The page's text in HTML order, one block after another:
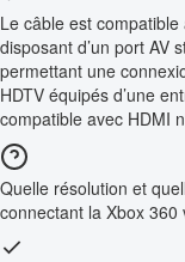
Le câble est
disposant d’un port AV
permettant une
HDTV équipés d’une
compatible avec HDMI
Quelle résolution et
connectant la Xbox 360